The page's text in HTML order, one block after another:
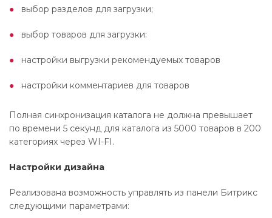
выбор разделов для загрузки;
выбор товаров для загрузки:
настройки выгрузки рекомендуемых товаров
настройки комментариев для товаров
Полная синхронизация каталога не должна превышает
по времени 5 секунд для каталога из 5000 товаров в 200
категориях через WI-FI.
Настройки дизайна
Реализована возможность управлять из панели Битрикс
следующими параметрами: